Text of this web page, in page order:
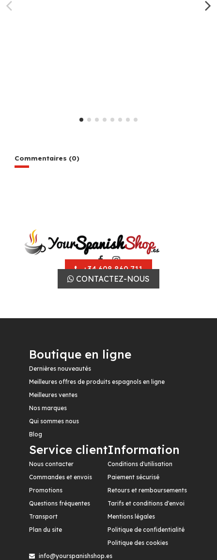
Commentaires (0)
+34 608 860 711
CONTACTEZ-NOUS
Boutique en ligne
Dernières nouveautés
Meilleures offres de produits espagnols en ligne
Meilleures ventes
Nos marques
Qui sommes nous
Blog
Service client
Nous contacter
Commandes et envois
Promotions
Questions fréquentes
Transport
Plan du site
Information
Conditions d'utilisation
Paiement sécurisé
Retours et remboursements
Tarifs et conditions d'envoi
Mentions légales
Politique de confidentialité
Politique des cookies
info@yourspanishshop.es